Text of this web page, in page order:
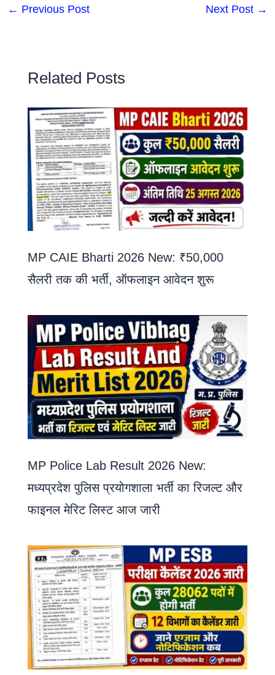
← Previous Post Next Post →
Related Posts
MP CAIE Bharti 2026 New: ₹50,000
सैलरी तक की भर्ती, ऑफलाइन आवेदन शुरू
MP Police Lab Result 2026 New:
मध्यप्रदेश पुलिस प्रयोगशाला भर्ती का रिजल्ट और
फाइनल मेरिट लिस्ट आज जारी